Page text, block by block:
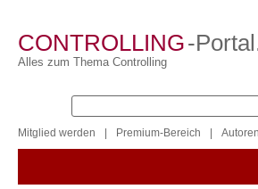
CONTROLLING-
Alles zum Thema Controlling
Mitglied werden Premium-Bereich Autoren